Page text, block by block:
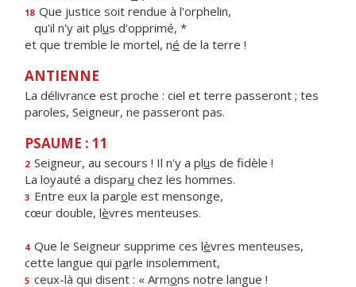
18 Que justice soit rendue à l'orphelin,
qu'il n'y ait plus d'opprimé, *
et que tremble le mortel, né de la terre !
ANTIENNE
La délivrance est proche : ciel et terre passeront ; tes
paroles, Seigneur, ne passeront pas.
PSAUME : 11
2 Seigneur, au secours ! Il n'y a plus de fidèle !
La loyauté a disparu chez les hommes.
3 Entre eux la parole est mensonge,
cœur double, lèvres menteuses.
4 Que le Seigneur supprime ces lèvres menteuses,
cette langue qui parle insolemment,
5 ceux-là qui disent : « Armons notre langue !